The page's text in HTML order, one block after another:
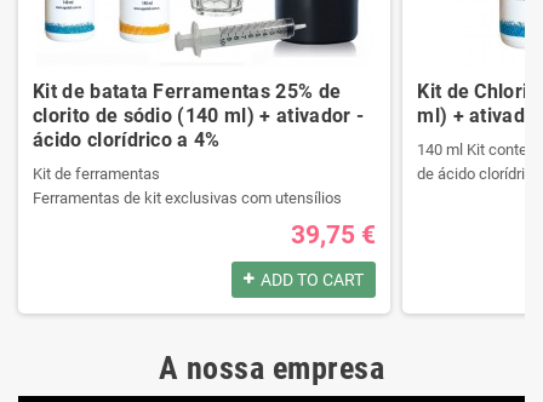
Kit de batata Ferramentas 25% de
clorito de sódio (140 ml) + ativador -
ácido clorídrico a 4%
Kit de ferramentas
Ferramentas de kit exclusivas com utensílios
Ele contém um manual passo a passo.
Veja o conteúdo do kit na descrição.
Ferramentas de kit exclusivas com utensílios
39,75 €
ADD TO CART
Kit de
ml) +
140 ml Kit
de ácido clorídrico
A nossa empresa